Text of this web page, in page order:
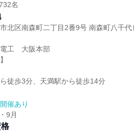
名
北区南森町二丁目2番9号 南森町八千代
工 大阪本部
徒歩3分、天満駅から徒歩14分
催あり
9月